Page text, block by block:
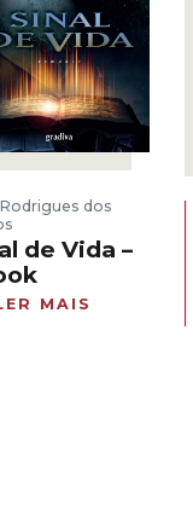
dos
de Vida –
MAIS